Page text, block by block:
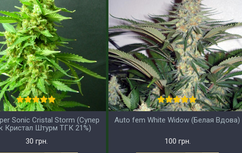
Sonic Cristal Storm (Супер
Кристал Штурм ТГК 21%)
30 грн.
Auto fem White Widow (Белая Вдова)
100 грн.